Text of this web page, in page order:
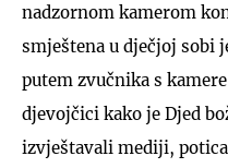
nadzornom kamerom
smještena u dječjoj sobi
putem zvučnika s
djevojčici kako je Djed
izvještavali mediji,